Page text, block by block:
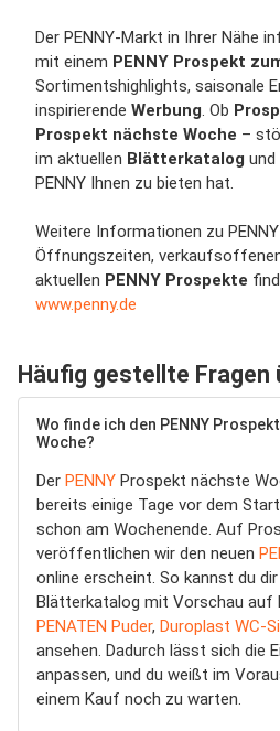
Der PENNY-Markt in Ihrer Nähe
mit einem PENNY Prospekt
Sortimentshighlights, saisonale
inspirierende Werbung. Ob
Prospekt nächste Woche –
im aktuellen Blätterkatalog und
PENNY Ihnen zu bieten hat.
Weitere Informationen zu
Öffnungszeiten,
aktuellen PENNY Prospekte
www.penny.de
Häufig gestellte Fragen
Wo finde ich den PENNY
Woche?
Der PENNY Prospekt nächste
bereits einige Tage vor dem
schon am Wochenende. Auf
veröffentlichen wir den neuen
online erscheint. So kannst du
Blätterkatalog mit Vorschau auf
PENATEN Puder, Duroplast WC-
ansehen. Dadurch lässt sich die
anpassen, und du weißt im
einem Kauf noch zu warten.